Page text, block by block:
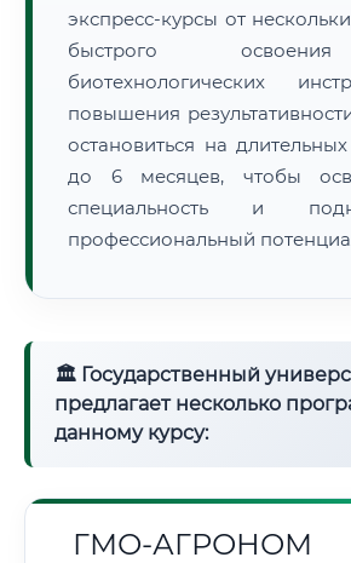
экспресс-курсы от
быстрого
биотехнологических
повышения
остановиться на
до 6 месяцев, чтобы
специальность и
профессиональный
🏛 Государственный
предлагает несколько
данному курсу:
ГМО-АГРОНОМ